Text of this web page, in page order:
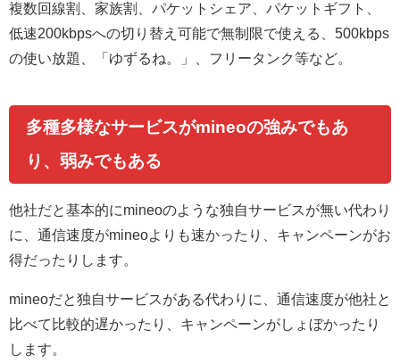
複数回線割、家族割、パケットシェア、パケットギフト、
低速200kbpsへの切り替え可能で無制限で使える、500kbps
の使い放題、「ゆずるね。」、フリータンク等など。
多種多様なサービスがmineoの強みでもあ
り、弱みでもある
他社だと基本的にmineoのような独自サービスが無い代わり
に、通信速度がmineoよりも速かったり、キャンペーンがお
得だったりします。
mineoだと独自サービスがある代わりに、通信速度が他社と
比べて比較的遅かったり、キャンペーンがしょぼかったり
します。